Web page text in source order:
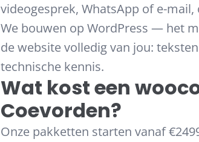
videogesprek, WhatsApp of e-
We bouwen op WordPress — het
de website volledig van jou:
technische kennis.
Wat kost een
Coevorden?
Onze pakketten starten vanaf